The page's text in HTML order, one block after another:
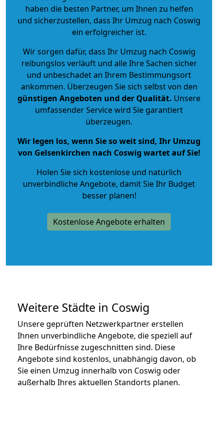
haben die besten Partner, um Ihnen zu helfen
und sicherzustellen, dass Ihr Umzug nach Coswig
ein erfolgreicher ist.
Wir sorgen dafür, dass Ihr Umzug nach Coswig
reibungslos verläuft und alle Ihre Sachen sicher
und unbeschadet an Ihrem Bestimmungsort
ankommen. Überzeugen Sie sich selbst von den
günstigen Angeboten und der Qualität. Unsere
umfassender Service wird Sie garantiert
überzeugen.
Wir legen los, wenn Sie so weit sind, Ihr Umzug
von Gelsenkirchen nach Coswig wartet auf Sie!
Holen Sie sich kostenlose und natürlich
unverbindliche Angebote, damit Sie Ihr Budget
besser planen!
Kostenlose Angebote erhalten
Weitere Städte in Coswig
Unsere geprüften Netzwerkpartner erstellen
Ihnen unverbindliche Angebote, die speziell auf
Ihre Bedürfnisse zugeschnitten sind. Diese
Angebote sind kostenlos, unabhängig davon, ob
Sie einen Umzug innerhalb von Coswig oder
außerhalb Ihres aktuellen Standorts planen.